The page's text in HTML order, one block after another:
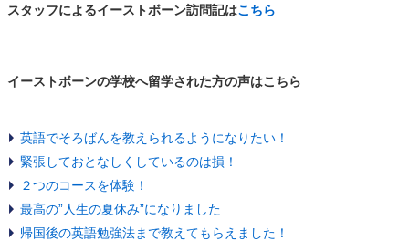
スタッフによるイーストボーン訪問記はこちら
イーストボーンの学校へ留学された方の声はこちら
英語でそろばんを教えられるようになりたい！
緊張しておとなしくしているのは損！
２つのコースを体験！
最高の”人生の夏休み”になりました
帰国後の英語勉強法まで教えてもらえました！